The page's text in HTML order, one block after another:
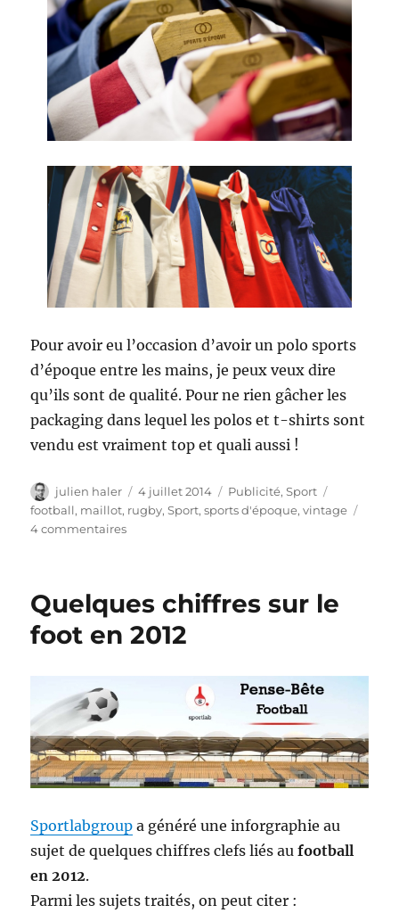
Pour avoir eu l’occasion d’avoir un polo sports
d’époque entre les mains, je peux veux dire
qu’ils sont de qualité. Pour ne rien gâcher les
packaging dans lequel les polos et t-shirts sont
vendu est vraiment top et quali aussi !
Auteur
julien haler
Publié
le
4 juillet 2014 Catégories
Publicité,Sport
football, maillot, rugby,Sport,sports d'époque,vintage
4 commentairessur
de
de
d’époque
Quelques chiffres sur le
foot en 2012
Sportlabgroup a généré une inforgraphie au
sujet de quelques chiffres clefs liés aufootball
en 2012.
Parmi les sujets traités, on peut citer :